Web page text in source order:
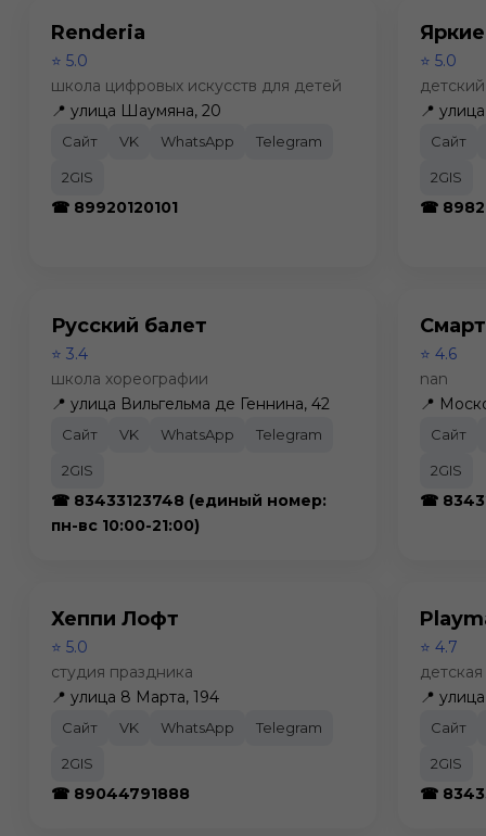
Renderia
⭐ 5.0
школа цифровых искусств для детей
📍 улица Шаумяна, 20
Сайт VK WhatsApp Telegram
2GIS
☎ 89920120101
⭐ 5.0
📍
Сайт
2GIS
☎
Русский балет
⭐ 3.4
школа хореографии
📍 улица Вильгельма де Геннина, 42
Сайт VK WhatsApp Telegram
2GIS
☎ 83433123748 (единый номер:
пн-вс 10:00-21:00)
⭐ 4.6
nan
📍
Сайт
2GIS
☎
Хеппи Лофт
⭐ 5.0
студия праздника
📍 улица 8 Марта, 194
Сайт VK WhatsApp Telegram
2GIS
☎ 89044791888
⭐ 4.7
📍
Сайт
2GIS
☎